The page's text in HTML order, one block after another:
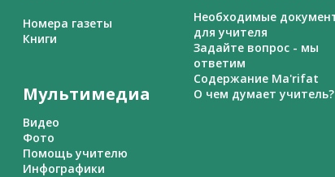
Номера газеты
Книги
Мультимедиа
Видео
Фото
Помощь учителю
Инфографики
Необходимые
для учителя
Задайте вопрос - мы
ответим
Содержание Ma'rifat
О чем думает учитель?